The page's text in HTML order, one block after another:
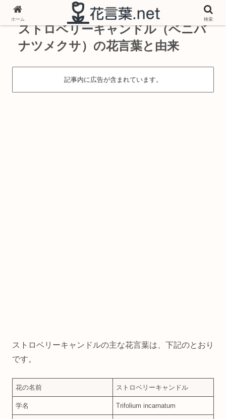
ストロベリーキャンドル（ベニバ
ナツメクサ）の花言葉と由来
記事内に広告が含まれています。
ストロベリーキャンドルの主な花言葉は、下記のとおり
です。
花の名前 ストロベリーキャンドル
学名 Trifolium incarnatum
ホーム 検索